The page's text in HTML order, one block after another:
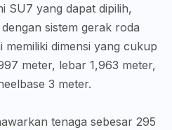
SU7 yang dapat dipilih,
sistem gerak roda
memiliki dimensi yang cukup
meter, lebar 1,963 meter,
3 meter.
tenaga sebesar 295